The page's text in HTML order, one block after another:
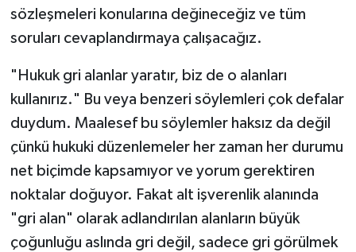
sözleşmeleri konularına değineceğiz ve tüm
soruları cevaplandırmaya çalışacağız.
"Hukuk gri alanlar yaratır, biz de o alanları
kullanırız." Bu veya benzeri söylemleri çok defalar
duydum. Maalesef bu söylemler haksız da değil
çünkü hukuki düzenlemeler her zaman her durumu
net biçimde kapsamıyor ve yorum gerektiren
noktalar doğuyor. Fakat alt işverenlik alanında
"gri alan" olarak adlandırılan alanların büyük
çoğunluğu aslında gri değil, sadece gri görülmek